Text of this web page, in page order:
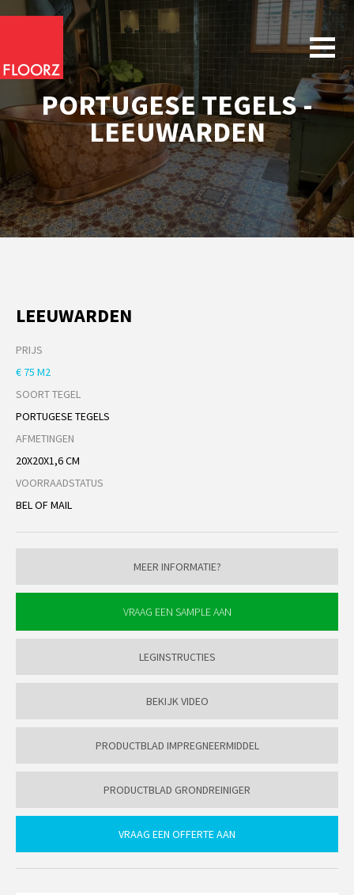
PORTUGESE TEGELS -
LEEUWARDEN
LEEUWARDEN
PRIJS
€ 75 M2
SOORT TEGEL
PORTUGESE TEGELS
AFMETINGEN
20X20X1,6 CM
VOORRAADSTATUS
BEL OF MAIL
MEER INFORMATIE?
LEGINSTRUCTIES
BEKIJK VIDEO
PRODUCTBLAD IMPREGNEERMIDDEL
PRODUCTBLAD GRONDREINIGER
VRAAG EEN OFFERTE AAN